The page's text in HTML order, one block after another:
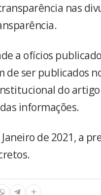
nas
a ofícios
de ser publicados
do artigo
informações.
Janeiro de 2021, a